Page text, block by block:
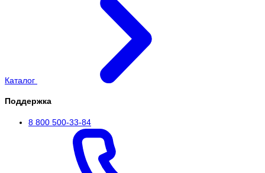
Каталог
Поддержка
8 800 500-33-84